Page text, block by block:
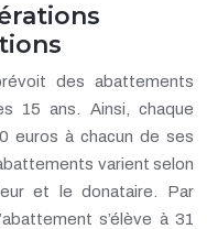
des abattements
15 ans. Ainsi, chaque
euros à chacun de ses
varient selon
et le donataire. Par
s’élève à 31